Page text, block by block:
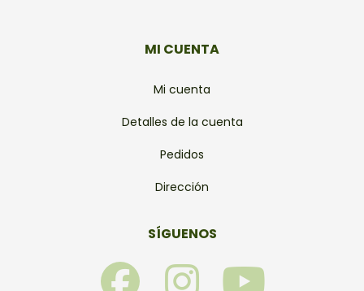
MI CUENTA
Mi cuenta
Detalles de la cuenta
Pedidos
Dirección
SÍGUENOS
F I Y